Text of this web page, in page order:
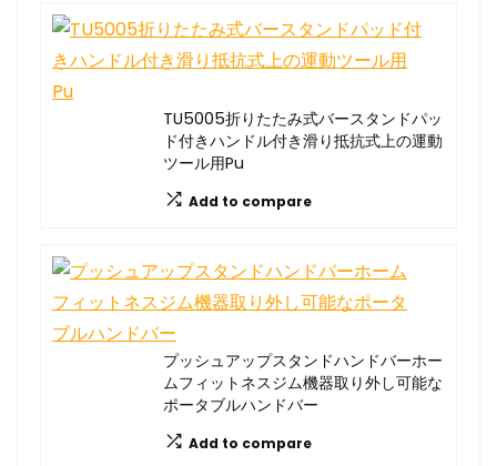
TU5005折りたたみ式バースタンドパッ
ド付きハンドル付き滑り抵抗式上の運動
ツール用Pu
Add to compare
プッシュアップスタンドハンドバーホー
ムフィットネスジム機器取り外し可能な
ポータブルハンドバー
Add to compare